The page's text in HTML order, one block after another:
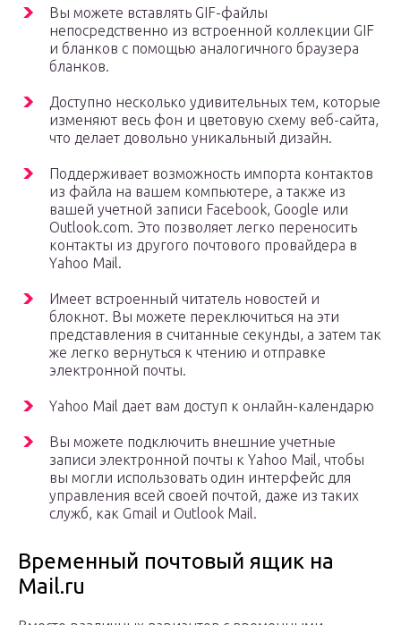
Вы можете вставлять GIF-файлы
непосредственно из встроенной коллекции GIF
и бланков с помощью аналогичного браузера
бланков.
Доступно несколько удивительных тем, которые
изменяют весь фон и цветовую схему веб-сайта,
что делает довольно уникальный дизайн.
Поддерживает возможность импорта контактов
из файла на вашем компьютере, а также из
вашей учетной записи Facebook, Google или
Outlook.com. Это позволяет легко переносить
контакты из другого почтового провайдера в
Yahoo Mail.
Имеет встроенный читатель новостей и
блокнот. Вы можете переключиться на эти
представления в считанные секунды, а затем так
же легко вернуться к чтению и отправке
электронной почты.
Yahoo Mail дает вам доступ к онлайн-календарю
Вы можете подключить внешние учетные
записи электронной почты к Yahoo Mail, чтобы
вы могли использовать один интерфейс для
управления всей своей почтой, даже из таких
служб, как Gmail и Outlook Mail.
Временный почтовый ящик на
Mail.ru